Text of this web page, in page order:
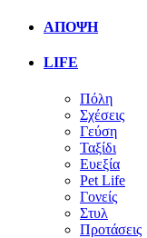
ΑΠΟΨΗ
LIFE
Πόλη
Σχέσεις
Γεύση
Ταξίδι
Ευεξία
Pet Life
Γονείς
Στυλ
Προτάσεις